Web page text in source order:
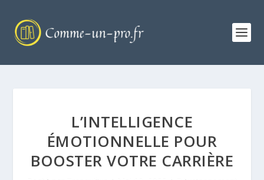
L’INTELLIGENCE
ÉMOTIONNELLE POUR
BOOSTER VOTRE CARRIÈRE